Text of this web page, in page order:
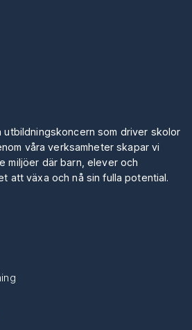
utbildningskoncern som driver skolor
våra verksamheter skapar vi
miljöer där barn, elever och
att växa och nå sin fulla potential.